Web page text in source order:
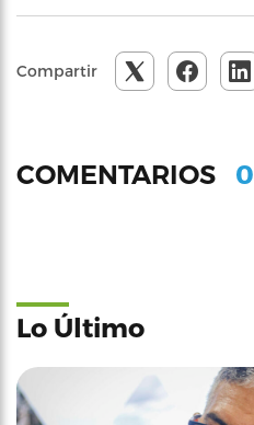
Compartir
COMENTARIOS 0
Lo Último